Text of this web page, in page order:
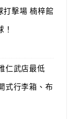
打擊場 楠梓館
仁武店最低
式行李箱、布